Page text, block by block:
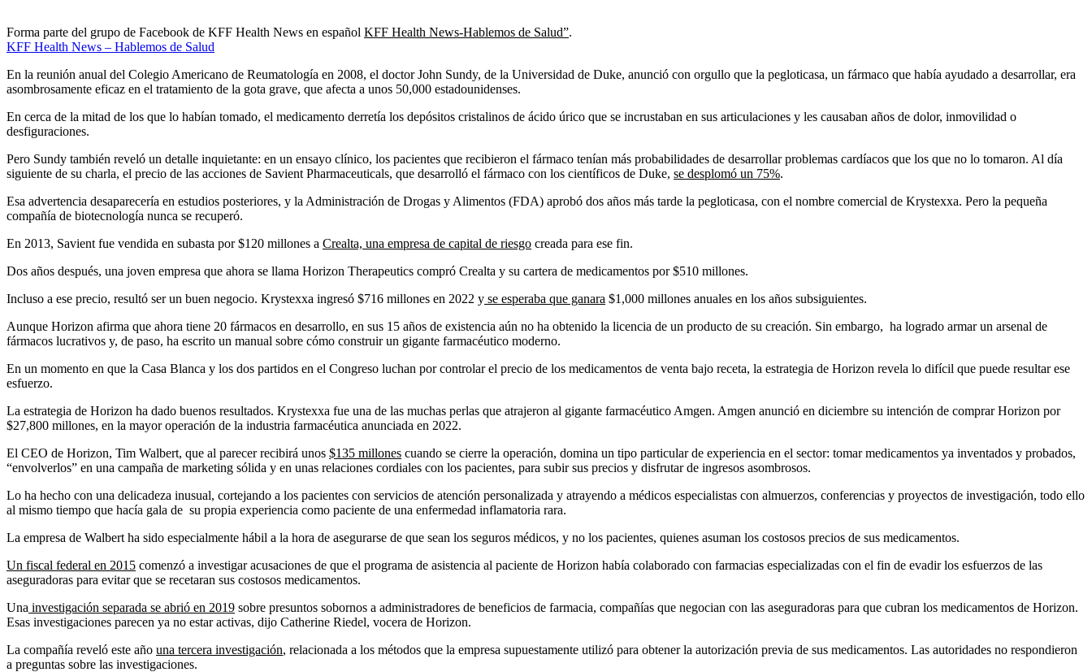
Forma parte del grupo de Facebook de KFF Health News en español KFF Health News-Hablemos de Salud”.
KFF Health News – Hablemos de Salud
En la reunión anual del Colegio Americano de Reumatología en 2008, el doctor John Sundy, de la Universidad de Duke, anunció con orgullo que la pegloticasa, un fármaco que había ayudado a desarrollar, era
asombrosamente eficaz en el tratamiento de la gota grave, que afecta a unos 50,000 estadounidenses.
En cerca de la mitad de los que lo habían tomado, el medicamento derretía los depósitos cristalinos de ácido úrico que se incrustaban en sus articulaciones y les causaban años de dolor, inmovilidad o
desfiguraciones.
Pero Sundy también reveló un detalle inquietante: en un ensayo clínico, los pacientes que recibieron el fármaco tenían más probabilidades de desarrollar problemas cardíacos que los que no lo tomaron. Al día
siguiente de su charla, el precio de las acciones de Savient Pharmaceuticals, que desarrolló el fármaco con los científicos de Duke, se desplomó un 75%.
Esa advertencia desaparecería en estudios posteriores, y la Administración de Drogas y Alimentos (FDA) aprobó dos años más tarde la pegloticasa, con el nombre comercial de Krystexxa. Pero la pequeña
compañía de biotecnología nunca se recuperó.
En 2013, Savient fue vendida en subasta por $120 millones a Crealta, una empresa de capital de riesgo creada para ese fin.
Dos años después, una joven empresa que ahora se llama Horizon Therapeutics compró Crealta y su cartera de medicamentos por $510 millones.
Incluso a ese precio, resultó ser un buen negocio. Krystexxa ingresó $716 millones en 2022 y se esperaba que ganara $1,000 millones anuales en los años subsiguientes.
Aunque Horizon afirma que ahora tiene 20 fármacos en desarrollo, en sus 15 años de existencia aún no ha obtenido la licencia de un producto de su creación. Sin embargo, ha logrado armar un arsenal de
fármacos lucrativos y, de paso, ha escrito un manual sobre cómo construir un gigante farmacéutico moderno.
En un momento en que la Casa Blanca y los dos partidos en el Congreso luchan por controlar el precio de los medicamentos de venta bajo receta, la estrategia de Horizon revela lo difícil que puede resultar ese
esfuerzo.
La estrategia de Horizon ha dado buenos resultados. Krystexxa fue una de las muchas perlas que atrajeron al gigante farmacéutico Amgen. Amgen anunció en diciembre su intención de comprar Horizon por
$27,800 millones, en la mayor operación de la industria farmacéutica anunciada en 2022.
El CEO de Horizon, Tim Walbert, que al parecer recibirá unos $135 millones cuando se cierre la operación, domina un tipo particular de experiencia en el sector: tomar medicamentos ya inventados y probados,
“envolverlos” en una campaña de marketing sólida y en unas relaciones cordiales con los pacientes, para subir sus precios y disfrutar de ingresos asombrosos.
Lo ha hecho con una delicadeza inusual, cortejando a los pacientes con servicios de atención personalizada y atrayendo a médicos especialistas con almuerzos, conferencias y proyectos de investigación, todo ello
al mismo tiempo que hacía gala de su propia experiencia como paciente de una enfermedad inflamatoria rara.
La empresa de Walbert ha sido especialmente hábil a la hora de asegurarse de que sean los seguros médicos, y no los pacientes, quienes asuman los costosos precios de sus medicamentos.
Un fiscal federal en 2015 comenzó a investigar acusaciones de que el programa de asistencia al paciente de Horizon había colaborado con farmacias especializadas con el fin de evadir los esfuerzos de las
aseguradoras para evitar que se recetaran sus costosos medicamentos.
Una investigación separada se abrió en 2019 sobre presuntos sobornos a administradores de beneficios de farmacia, compañías que negocian con las aseguradoras para que cubran los medicamentos de Horizon.
Esas investigaciones parecen ya no estar activas, dijo Catherine Riedel, vocera de Horizon.
La compañía reveló este año una tercera investigación, relacionada a los métodos que la empresa supuestamente utilizó para obtener la autorización previa de sus medicamentos. Las autoridades no respondieron
a preguntas sobre las investigaciones.